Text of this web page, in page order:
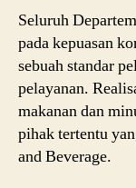
Seluruh
pada kepuasan
sebuah standar
pelayanan.
makanan dan
pihak tertentu
and Beverage.